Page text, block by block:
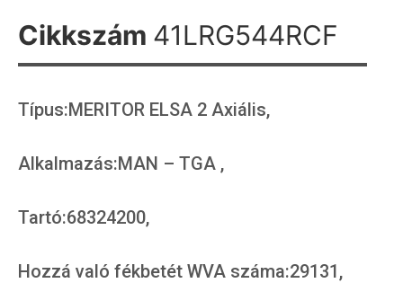
Cikkszám 41LRG544RCF
Típus:MERITOR ELSA 2 Axiális,
Alkalmazás:MAN – TGA ,
Tartó:68324200,
Hozzá való fékbetét WVA száma:29131,